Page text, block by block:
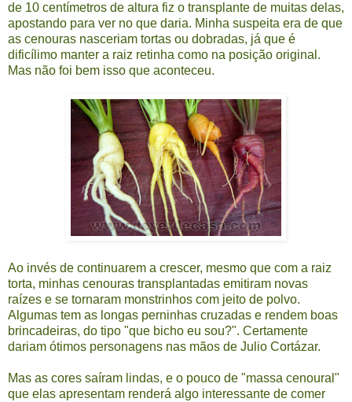
de 10 centímetros de altura fiz o transplante de muitas delas,
apostando para ver no que daria. Minha suspeita era de que
as cenouras nasceriam tortas ou dobradas, já que é
dificílimo manter a raiz retinha como na posição original.
Mas não foi bem isso que aconteceu.
Ao invés de continuarem a crescer, mesmo que com a raiz
torta, minhas cenouras transplantadas emitiram novas
raízes e se tornaram monstrinhos com jeito de polvo.
Algumas tem as longas perninhas cruzadas e rendem boas
brincadeiras, do tipo "que bicho eu sou?". Certamente
dariam ótimos personagens nas mãos de Julio Cortázar.
Mas as cores saíram lindas, e o pouco de "massa cenoural"
que elas apresentam renderá algo interessante de comer